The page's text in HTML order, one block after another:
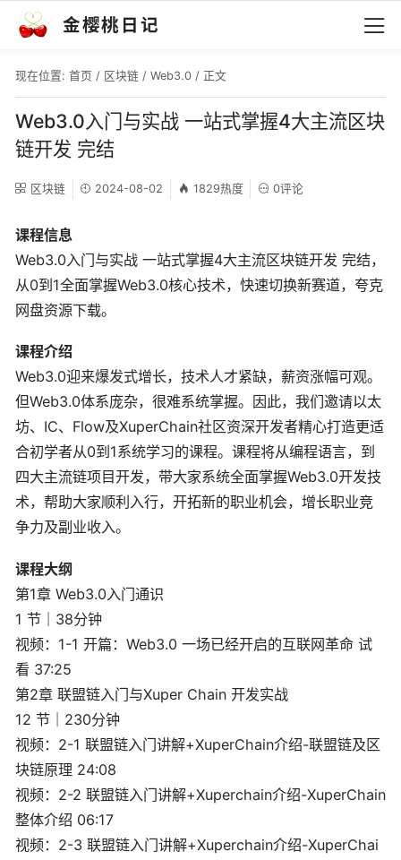
金樱桃日记
现在位置: 首页 / 区块链 / Web3.0 / 正文
Web3.0入门与实战 一站式掌握4大主流区块
链开发 完结
区块链 2024-08-02 1829热度 0评论
课程信息
Web3.0入门与实战 一站式掌握4大主流区块链开发 完结，
从0到1全面掌握Web3.0核心技术，快速切换新赛道，夸克
网盘资源下载。
课程介绍
Web3.0迎来爆发式增长，技术人才紧缺，薪资涨幅可观。
但Web3.0体系庞杂，很难系统掌握。因此，我们邀请以太
坊、IC、Flow及XuperChain社区资深开发者精心打造更适
合初学者从0到1系统学习的课程。课程将从编程语言，到
四大主流链项目开发，带大家系统全面掌握Web3.0开发技
术，帮助大家顺利入行，开拓新的职业机会，增长职业竞
争力及副业收入。
课程大纲
第1章 Web3.0入门通识
1 节｜38分钟
视频：1-1 开篇：Web3.0 一场已经开启的互联网革命 试
看 37:25
第2章 联盟链入门与Xuper Chain 开发实战
12 节｜230分钟
视频：2-1 联盟链入门讲解+XuperChain介绍-联盟链及区
块链原理 24:08
视频：2-2 联盟链入门讲解+Xuperchain介绍-XuperChain
整体介绍 06:17
视频：2-3 联盟链入门讲解+Xuperchain介绍-XuperChai